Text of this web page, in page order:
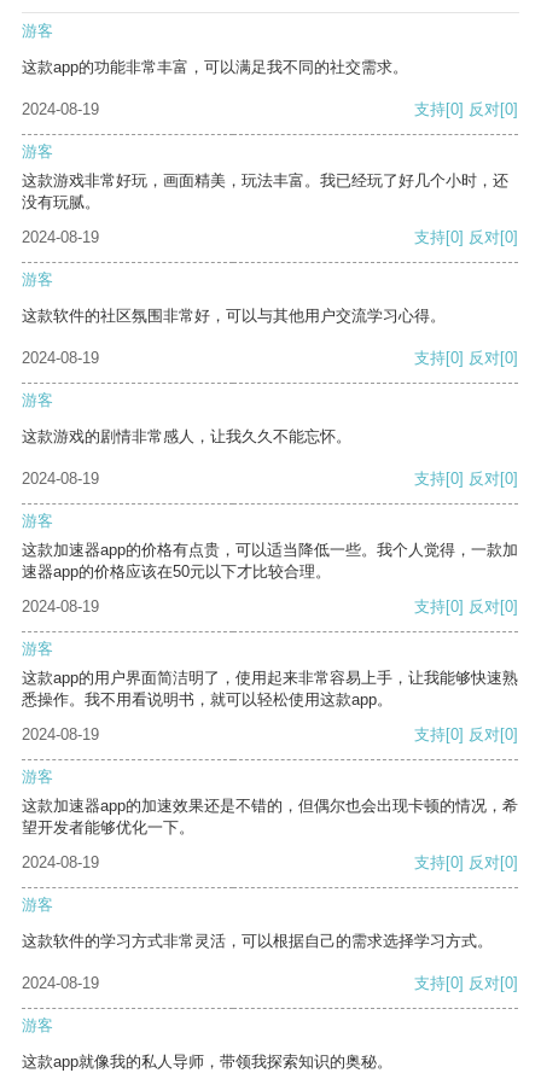
游客
这款app的功能非常丰富，可以满足我不同的社交需求。
2024-08-19 支持[0] 反对[0]
游客
这款游戏非常好玩，画面精美，玩法丰富。我已经玩了好几个小时，还
没有玩腻。
2024-08-19
支持[0] 反对[0]
游客
这款软件的社区氛围非常好，可以与其他用户交流学习心得。
2024-08-19 支持[0] 反对[0]
游客
这款游戏的剧情非常感人，让我久久不能忘怀。
2024-08-19 支持[0] 反对[0]
游客
这款加速器app的价格有点贵，可以适当降低一些。我个人觉得，一款加
速器app的价格应该在50元以下才比较合理。
2024-08-19
支持[0] 反对[0]
游客
这款app的用户界面简洁明了，使用起来非常容易上手，让我能够快速熟
悉操作。我不用看说明书，就可以轻松使用这款app。
2024-08-19
支持[0] 反对[0]
游客
这款加速器app的加速效果还是不错的，但偶尔也会出现卡顿的情况，希
望开发者能够优化一下。
2024-08-19
支持[0] 反对[0]
游客
这款软件的学习方式非常灵活，可以根据自己的需求选择学习方式。
2024-08-19 支持[0] 反对[0]
游客
这款app就像我的私人导师，带领我探索知识的奥秘。